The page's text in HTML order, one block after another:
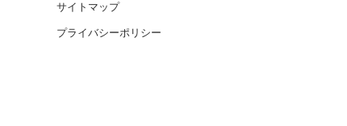
サイトマップ
プライバシーポリシー